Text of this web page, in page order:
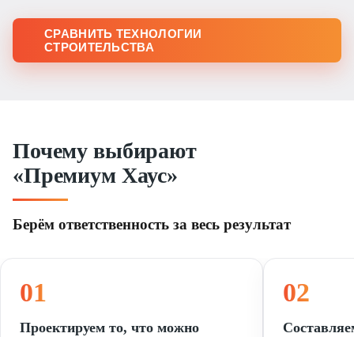
СРАВНИТЬ ТЕХНОЛОГИИ
СТРОИТЕЛЬСТВА
Почему выбирают
«Премиум Хаус»
Берём ответственность за весь результат
01
Проектируем то, что можно
02